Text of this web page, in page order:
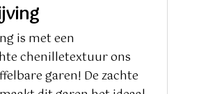
is met een
chenilletextuur ons
garen! De zachte